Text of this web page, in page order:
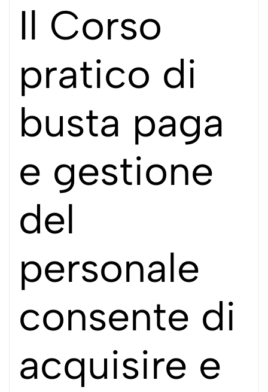
Il Corso
pratico di
busta paga
e gestione
del
personale
consente di
acquisire e